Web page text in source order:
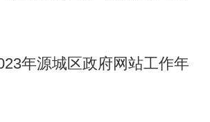
年源城区政府网站工作年